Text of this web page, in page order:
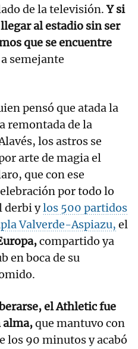
de la televisión.Y si
al estadio sin ser
que se encuentre
semejante
pensó que atada la
remontada de la
los astros se
arte de magia el
que con ese
por todo lo
derbi ylos 500 partidos
Valverde-Aspiazu, el
compartido ya
en boca de su
el Athletic fue
alma,que mantuvo con
los 90 minutos y acabó